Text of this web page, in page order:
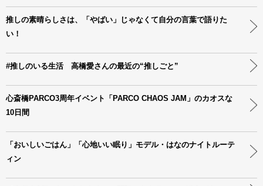
推しの素晴らしさは、「やばい」じゃなくて自分の言葉で語りた
い！
#推しのいる生活 高橋愛さんの最近の“推しごと”
心斎橋PARCO3周年イベント「PARCO CHAOS JAM」のカオスな
10日間
「おいしいごはん」「心地いい眠り」モデル・はなのナイトルーテ
ィン